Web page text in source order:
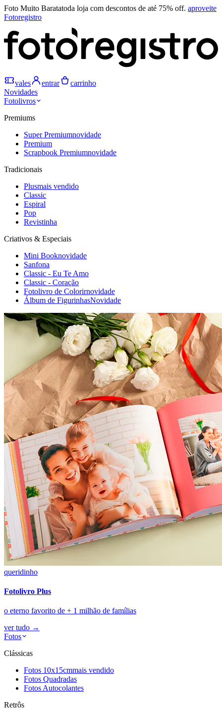
Foto Muito Baratatoda loja com descontos de até 75% off. aproveite
Fotoregistro
vales entrar
carrinho
Novidades
Fotolivros
Premiums
Super Premiumnovidade
Premium
Scrapbook Premiumnovidade
Tradicionais
Plusmais vendido
Classic
Espiral
Pop
Revistinha
Criativos & Especiais
Mini Booknovidade
Sanfona
Classic - Eu Te Amo
Classic - Coração
Fotolivro de Colorirnovidade
Álbum de FigurinhasNovidade
queridinho
Fotolivro Plus
o eterno favorito de + 1 milhão de famílias
ver tudo →
Fotos
Clássicas
Fotos 10x15cmmais vendido
Fotos Quadradas
Fotos Autocolantes
Retrôs